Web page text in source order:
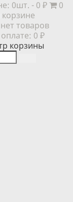
0шт. - 0 ₽
0
товаров
0 ₽
корзины